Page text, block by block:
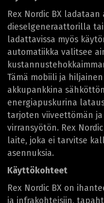
Rex Nordic BX
dieselgeneraattorilla
ladattavissa myös
automatiikka valitsee
Tämä mobiili ja
akkupankkina
energiapuskurina
tarjoten viiveettömän
virransyötön. Rex
laite, joka ei tarvitse
asennuksia.
Käyttökohteet
Rex Nordic BX on
ja infrakohteisiin,